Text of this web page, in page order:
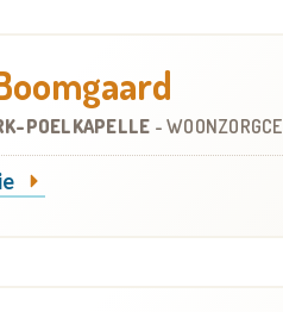
POELKAPELLE -WOONZORGCENTRUM (WZC)